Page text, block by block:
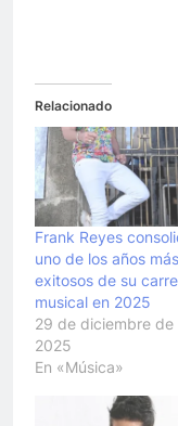
Relacionado
Frank Reyes
uno de los años más
exitosos de su
musical en 2025
29 de diciembre de
2025
En «Música»